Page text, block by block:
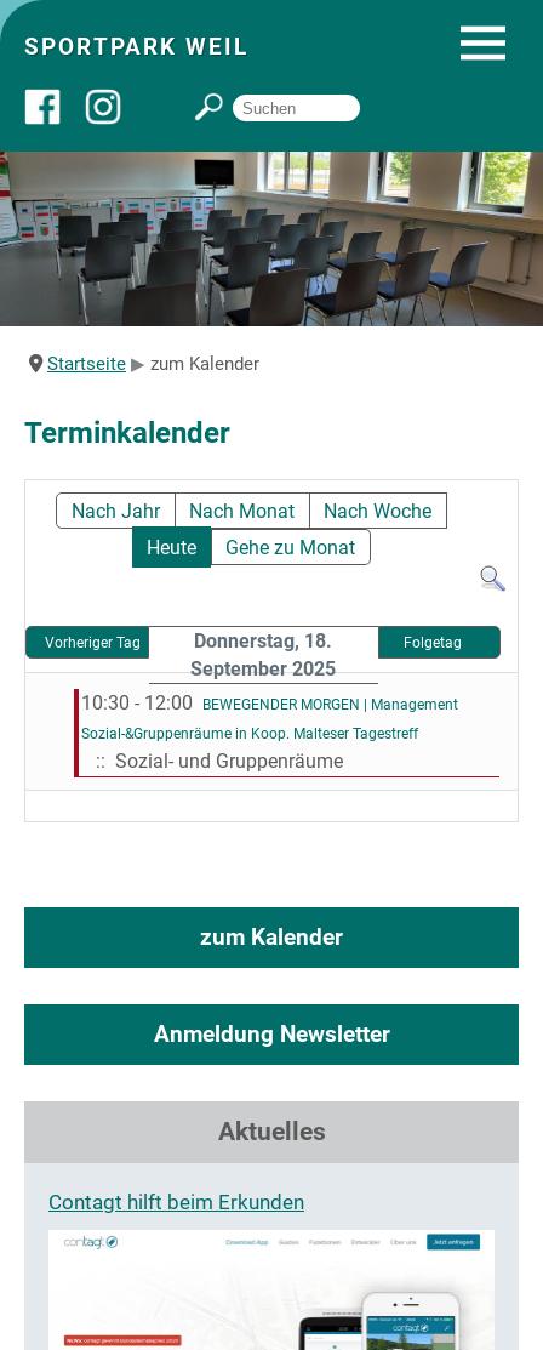
SPORTPARK WEIL
Über uns
Startseite
Angebote
Sportpark
Startseite zum Kalender
Terminkalender
Nach Jahr Nach Monat
Nach Woche
Heute
Gehe zu Monat
Vorheriger Tag
Donnerstag, 18.
September 2025
Folgetag
10:30 - 12:00
BEWEGENDER MORGEN | Management
Sozial-&Gruppenräume in Koop. Malteser Tagestreff
:: Sozial- und Gruppenräume
zum Kalender
Anmeldung Newsletter
Aktuelles
Contagt hilft beim Erkunden